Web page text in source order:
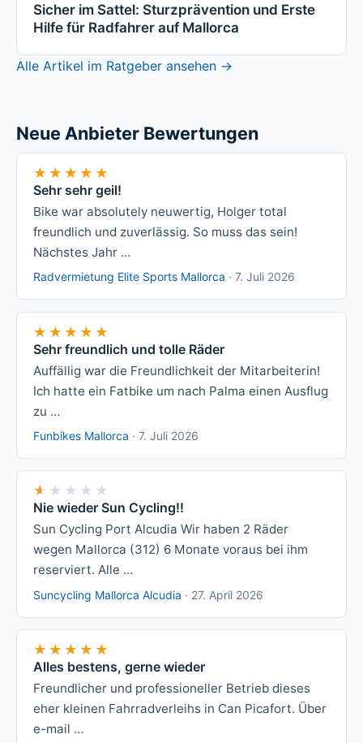
Sicher im Sattel: Sturzprävention und Erste
Hilfe für Radfahrer auf Mallorca
Alle Artikel im Ratgeber ansehen →
Neue Anbieter Bewertungen
★★★★★
★★★★★
Sehr sehr geil!
Bike war absolutely neuwertig, Holger total
freundlich und zuverlässig. So muss das sein!
Nächstes Jahr …
Radvermietung Elite Sports Mallorca · 7. Juli 2026
★★★★★
★★★★★
Sehr freundlich und tolle Räder
Auffällig war die Freundlichkeit der Mitarbeiterin!
Ich hatte ein Fatbike um nach Palma einen Ausflug
zu …
Funbikes Mallorca · 7. Juli 2026
★★★★★
★★★★★
Nie wieder Sun Cycling!!
Sun Cycling Port Alcudia Wir haben 2 Räder
wegen Mallorca (312) 6 Monate voraus bei ihm
reserviert. Alle …
Suncycling Mallorca Alcudia · 27. April 2026
★★★★★
★★★★★
Alles bestens, gerne wieder
Freundlicher und professioneller Betrieb dieses
eher kleinen Fahrradverleihs in Can Picafort. Über
e-mail …